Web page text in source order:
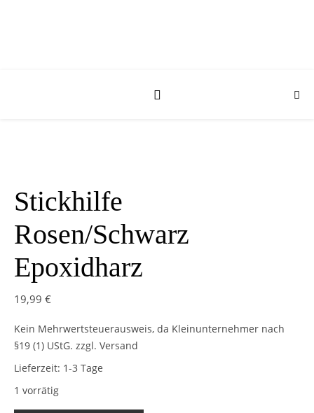
Stickhilfe
Rosen/Schwarz
Epoxidharz
19,99 €
Kein Mehrwertsteuerausweis, da Kleinunternehmer nach
§19 (1) UStG. zzgl. Versand
Lieferzeit: 1-3 Tage
1 vorrätig